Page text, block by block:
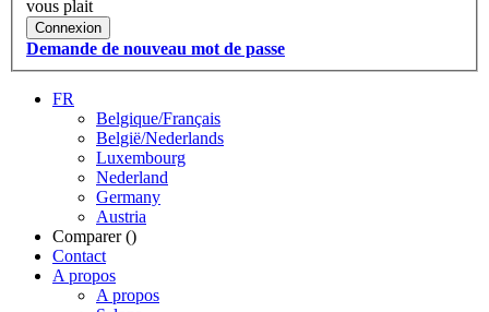
vous plait
Connexion
Demande de nouveau mot de passe
FR
Belgique/Français
België/Nederlands
Luxembourg
Nederland
Germany
Austria
Comparer ()
Contact
A propos
A propos